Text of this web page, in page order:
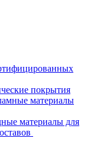
покрытия
материалы
материалы для